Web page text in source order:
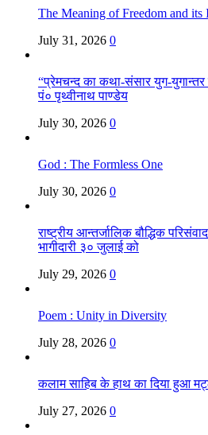
The Meaning of Freedom and its
July 31, 2026 0
“प्रेमचन्द का कथा-संसार युग-
पं० पृथ्वीनाथ पाण्डेय
July 30, 2026 0
God : The Formless One
July 30, 2026 0
राष्ट्रीय आन्तर्जालिक बौद्धिक
भागीदारी ३० जुलाई को
July 29, 2026 0
Poem : Unity in Diversity
July 28, 2026 0
कलाम साहिब के हाथ का दिया हुआ
July 27, 2026 0